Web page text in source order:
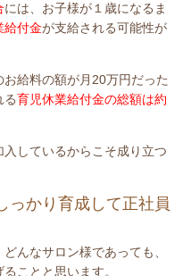
には、お子様が１歳になるま
給付金が支給される可能性が
給料の額が月20万円だった
る育児休業給付金の総額は約
入しているからこそ成り立つ
っかり育成して正社員
どんなサロン様であっても、
ことと思います。